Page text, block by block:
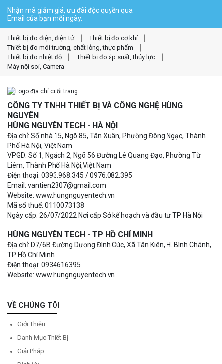
Nhận mã giảm giá, ưu đãi độc quyền qua
Email của bạn mỗi ngày.
Thiết bị đo điện, điện tử
Thiết bị đo cơ khí
Thiết bị đo môi trường, chất lỏng, thực phẩm
Thiết bị đo nhiệt độ
Thiết bị đo áp suất, thủy lực
Máy nội soi, Camera
CÔNG TY TNHH THIẾT BỊ VÀ CÔNG NGHỆ HÙNG
NGUYÊN
HÙNG NGUYÊN TECH - HÀ NỘI
Địa chỉ: Số nhà 15, Ngõ 85, Tân Xuân, Phường Đông Ngạc, Thành
Phố Hà Nội, Việt Nam
VPGD: Số 1, Ngách 2, Ngõ 56 Đường Lê Quang Đạo, Phường Từ
Liêm, Thành Phố Hà Nội,Việt Nam
Điện thoại: 0393.968.345 / 0976.082.395
Email: vantien2307@gmail.com
Website: www.hungnguyentech.vn
Mã số thuế: 0110073138
Ngày cấp: 26/07/2022 Nơi cấp Sở kế hoạch và đầu tư TP Hà Nội
HÙNG NGUYÊN TECH - TP HỒ CHÍ MINH
Địa chỉ: D7/6B Đường Dương Đình Cúc, Xã Tân Kiên, H. Bình Chánh,
TP Hồ Chí Minh
Điện thoại: 0934616395
Website: www.hungnguyentech.vn
VỀ CHÚNG TÔI
Giới Thiệu
Danh Mục Thiết Bị
Giải Pháp